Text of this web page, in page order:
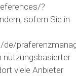
?
sofern Sie in
nutzungsbasierter
viele Anbieter